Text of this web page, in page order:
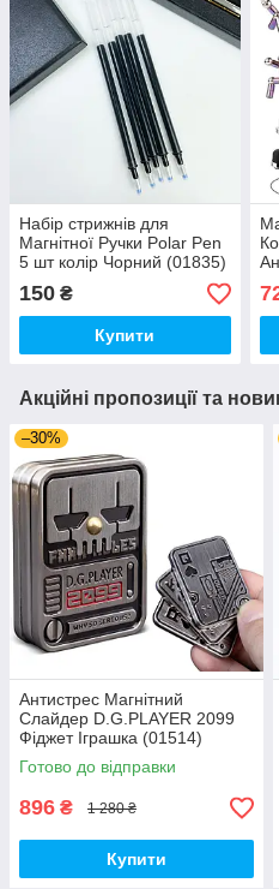
Набір стрижнів для
Магнітної Ручки Polar Pen
5 шт колір Чорний (01835)
150 ₴
Купити
Акційні пропозиції та
–30%
Антистрес Магнітний
Слайдер D.G.PLAYER 2099
Фіджет Іграшка (01514)
Готово до відправки
896 ₴ 1 280 ₴
Купити